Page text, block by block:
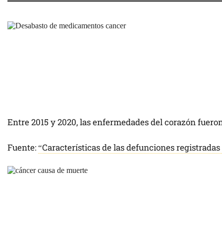
Entre 2015 y 2020, las enfermedades del corazón
Fuente:“Características de las defunciones